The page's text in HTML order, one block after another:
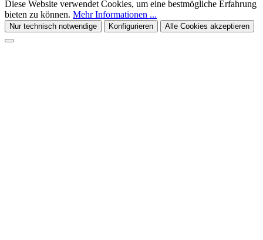
Diese Website verwendet Cookies, um eine bestmögliche Erfahrung
bieten zu können. Mehr Informationen ...
Nur technisch notwendige Konfigurieren Alle Cookies akzeptieren